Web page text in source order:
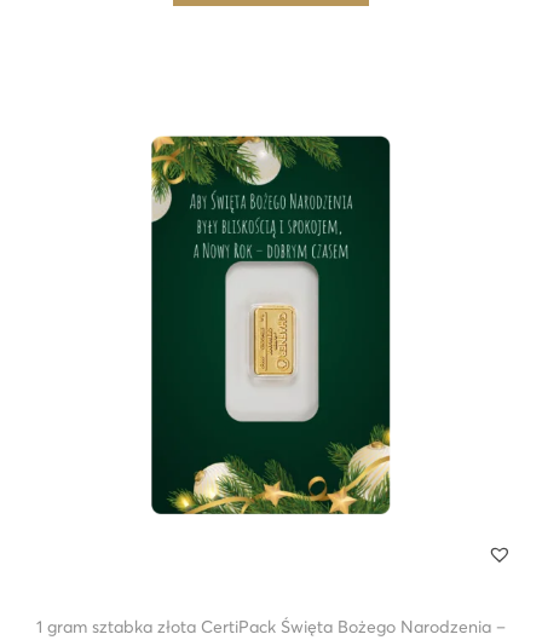
1 gram sztabka złota CertiPack Święta Bożego Narodzenia –